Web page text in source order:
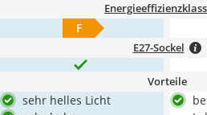
F
E27-Sockel
Vorteile
sehr helles Licht